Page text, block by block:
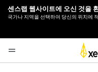
센스랩 웹사이트에 오신 것을
국가나 지역을 선택하여 당신의 위치에